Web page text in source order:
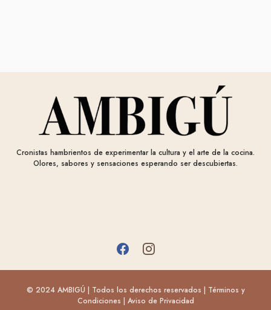
Cronistas hambrientos de experimentar la cultura y el arte de la cocina.
Olores, sabores y sensaciones esperando ser descubiertas.
© 2024 AMBIGÚ | Todos los derechos reservados | Términos y
Condiciones | Aviso de Privacidad